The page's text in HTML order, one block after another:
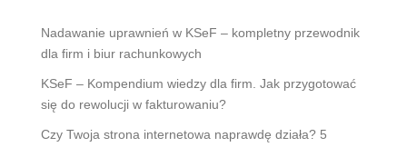
Nadawanie uprawnień w KSeF – kompletny przewodnik
dla firm i biur rachunkowych
KSeF – Kompendium wiedzy dla firm. Jak przygotować
się do rewolucji w fakturowaniu?
Czy Twoja strona internetowa naprawdę działa? 5